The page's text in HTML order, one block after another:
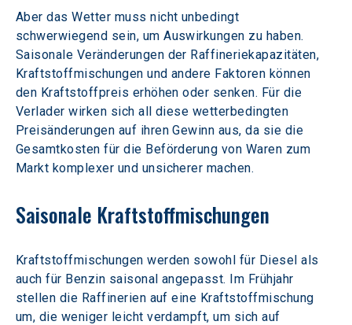
Aber das Wetter muss nicht unbedingt
schwerwiegend sein, um Auswirkungen zu haben.
Saisonale Veränderungen der Raffineriekapazitäten,
Kraftstoffmischungen und andere Faktoren können
den Kraftstoffpreis erhöhen oder senken. Für die
Verlader wirken sich all diese wetterbedingten
Preisänderungen auf ihren Gewinn aus, da sie die
Gesamtkosten für die Beförderung von Waren zum
Markt komplexer und unsicherer machen.
Saisonale Kraftstoffmischungen
Kraftstoffmischungen werden sowohl für Diesel als
auch für Benzin saisonal angepasst. Im Frühjahr
stellen die Raffinerien auf eine Kraftstoffmischung
um, die weniger leicht verdampft, um sich auf